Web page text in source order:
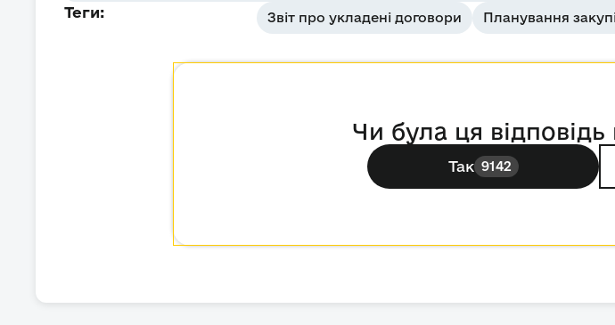
Теги: Звіт про укладені договори Планування
Чи була ця
Так 9142